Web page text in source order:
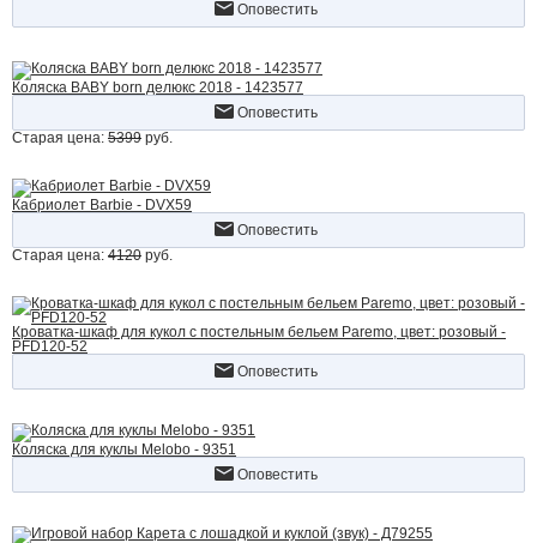
Оповестить
Коляска BABY born делюкс 2018 - 1423577
Оповестить
Старая цена: 5399 руб.
Кабриолет Barbie - DVX59
Оповестить
Старая цена: 4120 руб.
Кроватка-шкаф для кукол с постельным бельем Paremo, цвет: розовый -
PFD120-52
Оповестить
Коляска для куклы Melobo - 9351
Оповестить